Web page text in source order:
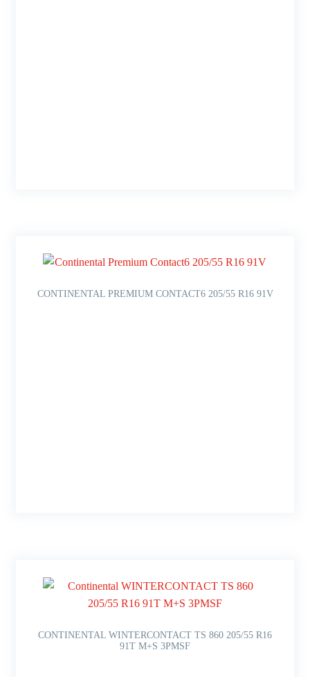
CONTINENTAL PREMIUM CONTACT6 205/55 R16 91V
CONTINENTAL WINTERCONTACT TS 860 205/55 R16
91T M+S 3PMSF